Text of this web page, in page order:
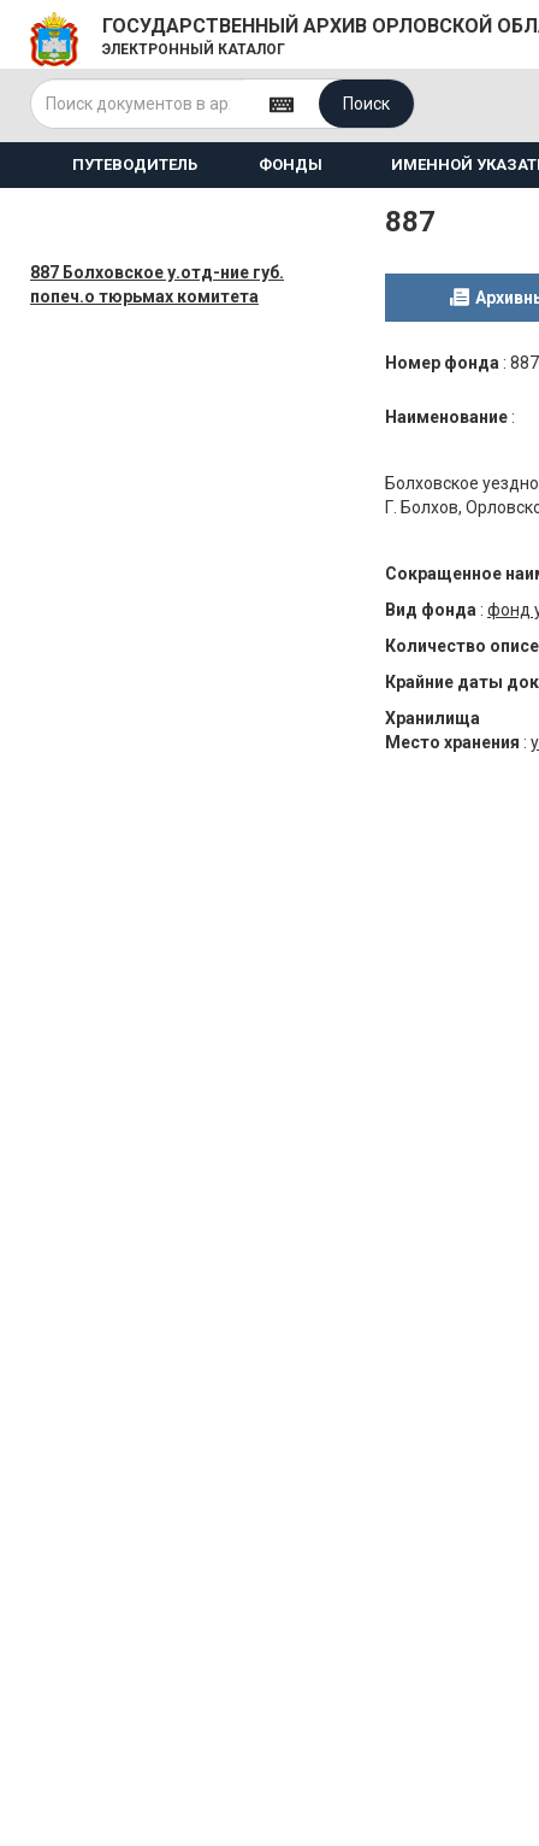
ГОСУДАРСТВЕННЫЙ АРХИВ ОРЛОВСКОЙ
ЭЛЕКТРОННЫЙ КАТАЛОГ
Поиск
ПУТЕВОДИТЕЛЬ ФОНДЫ ИМЕННОЙ
887 Болховское у.отд-ние губ.
попеч.о тюрьмах комитета
887
Номер фонда : 887
Наименование :
Болховское
Г. Болхов,
Сокращенное
Вид фонда : фонд
Количество
Крайние даты
Хранилища
Место хранения :